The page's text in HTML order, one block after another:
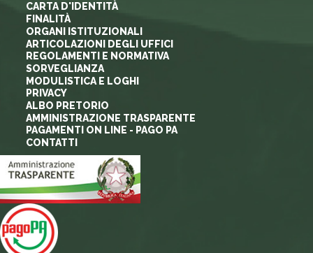
CARTA D'IDENTITÀ
FINALITÀ
ORGANI ISTITUZIONALI
ARTICOLAZIONI DEGLI UFFICI
REGOLAMENTI E NORMATIVA
SORVEGLIANZA
MODULISTICA E LOGHI
PRIVACY
ALBO PRETORIO
AMMINISTRAZIONE TRASPARENTE
PAGAMENTI ON LINE - PAGO PA
CONTATTI